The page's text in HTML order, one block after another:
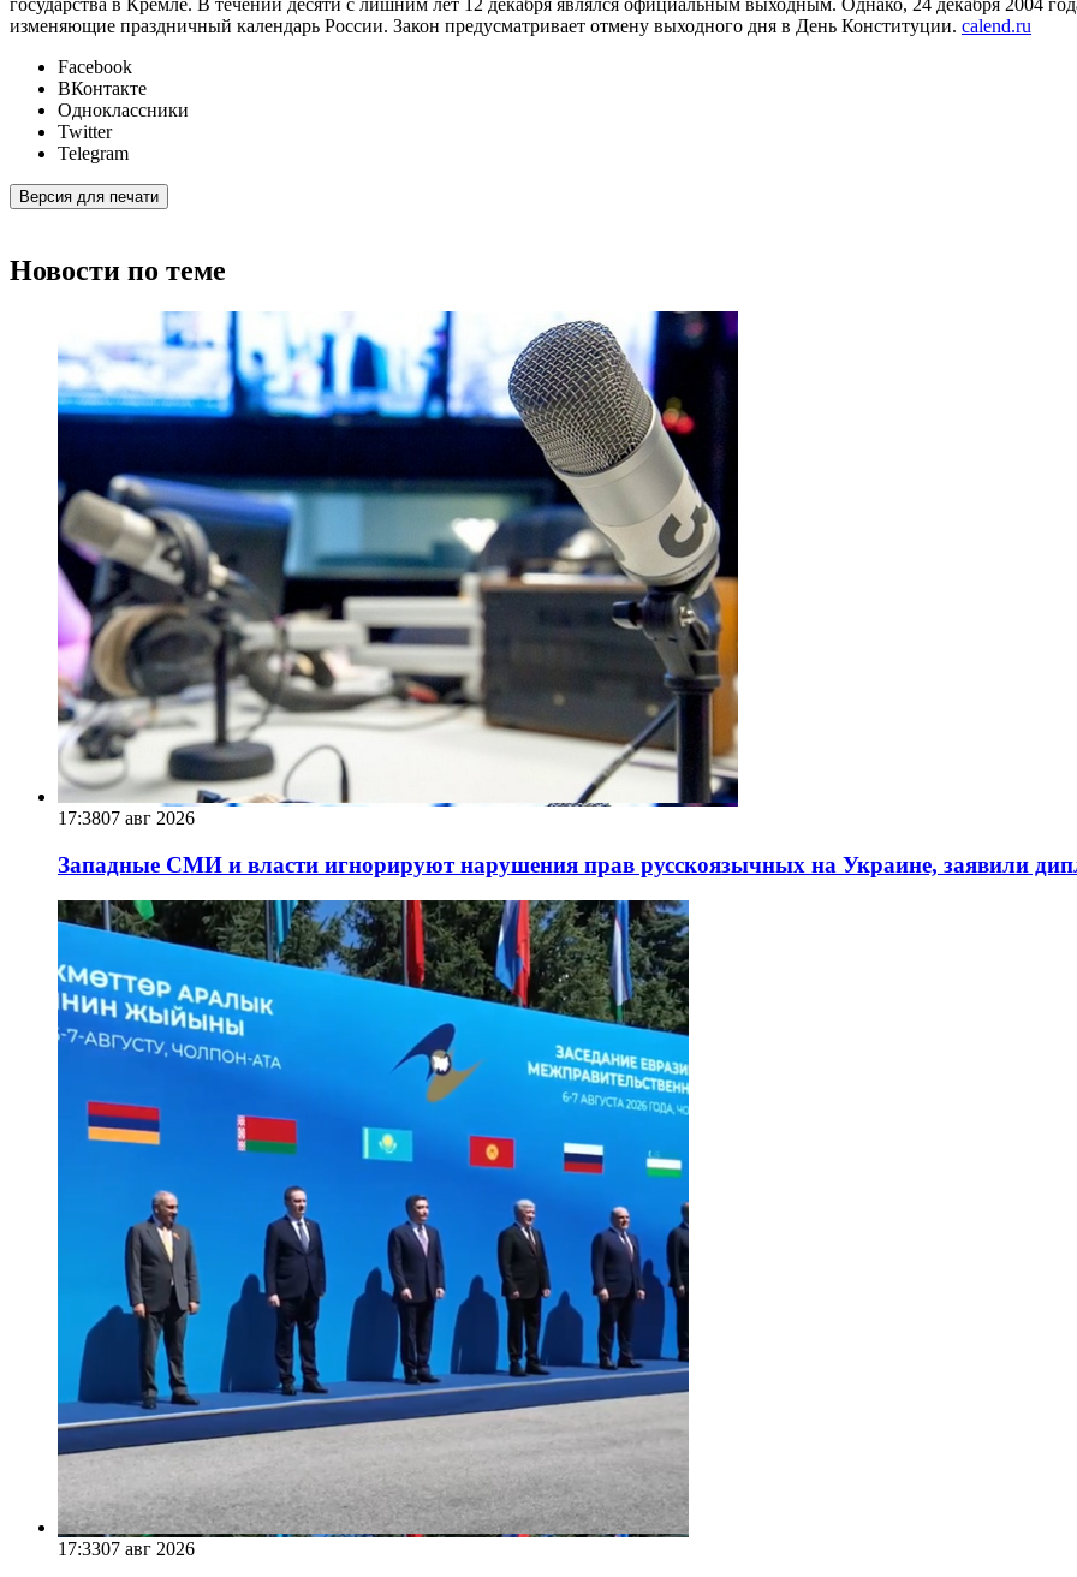
государства в Кремле. В течении десяти с лишним лет 12 декабря являлся официальным выходным. Однако, 24 декабря 2004
изменяющие праздничный календарь России. Закон предусматривает отмену выходного дня в День Конституции. calend.ru
Facebook
ВКонтакте
Одноклассники
Twitter
Telegram
Версия для печати
Новости по теме
17:3807 авг 2026
Западные СМИ и власти игнорируют нарушения прав русскоязычных на Украине, заявили
17:3307 авг 2026